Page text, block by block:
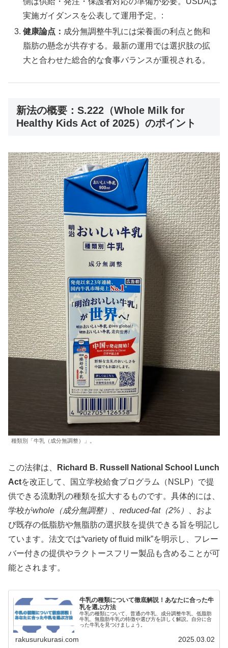
実施ガイダンスを公表して運用予定。:
健康論点： 成分無調整牛乳には栄養面の利点と飽和
脂肪の懸念が共存する。最新の運用では選択肢の拡
大と合わせた総合的な食事バランスが重視される。
新法の概要：S.222（Whole Milk for
Healthy Kids Act of 2025）のポイント
種類別「牛乳（成分無調整）」。
この法律は、
Richard B. Russell National School Lunch
Actを改正して、国立学校給食プログラム（NSLP）で提
供できる流動乳の種類を拡大するものです。具体的には、
学校がwhole（成分無調整） reduced-fat（2%）
、およ
び既存の低脂肪や無脂肪の選択肢を提供できる旨を明記し
ています。法文では“variety of fluid milk”を明示し、フレー
バー付きの提供やラクトースフリー製品も含めることが可
能とされます。
牛乳の種類について徹底解説！あなたに合った牛
乳を選ぶ方法
牛乳の種類について、普通の牛乳、成分調整牛乳、低脂肪
牛乳、無脂肪牛乳の特徴や選び方を詳しく解説。自分に合
った牛乳を見つけましょう。
rakusurukurasi.com 2025.03.02